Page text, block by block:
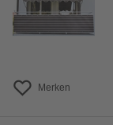
Merken